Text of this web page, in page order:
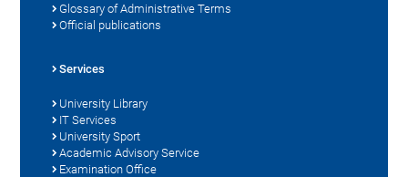
Glossary of Administrative Terms
Official publications
Services
University Library
IT Services
University Sport
Academic Advisory Service
Examination Office